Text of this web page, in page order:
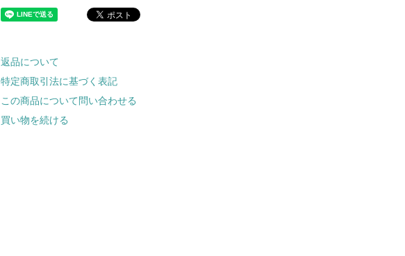
返品について
特定商取引法に基づく表記
この商品について問い合わせる
買い物を続ける